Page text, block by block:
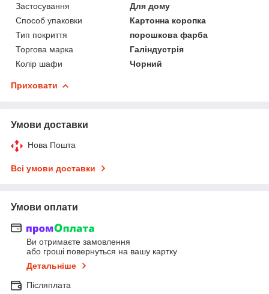
Застосування
Для дому
Способ упаковки
Картонна коропка
Тип покриття
порошкова фарба
Торгова марка
Галіндустрія
Колір шафи
Чорний
Приховати
Умови доставки
Нова Пошта
Всі умови доставки
Умови оплати
Ви отримаєте замовлення
або гроші повернуться на вашу картку
Детальніше
Післяплата